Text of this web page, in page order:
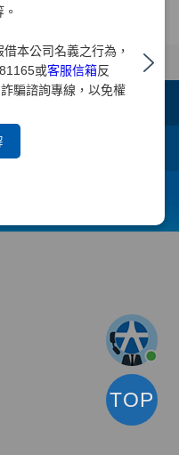
本公司名義之行為，
或客服信箱反
騙諮詢專線，以免權
TOP